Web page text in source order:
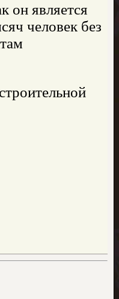
он является
человек без